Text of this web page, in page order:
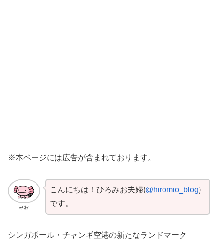
※本ページには広告が含まれております。
みお
こんにちは！ひろみお夫婦(@hiromio_blog)
です。
シンガポール・チャンギ空港の新たなランドマーク